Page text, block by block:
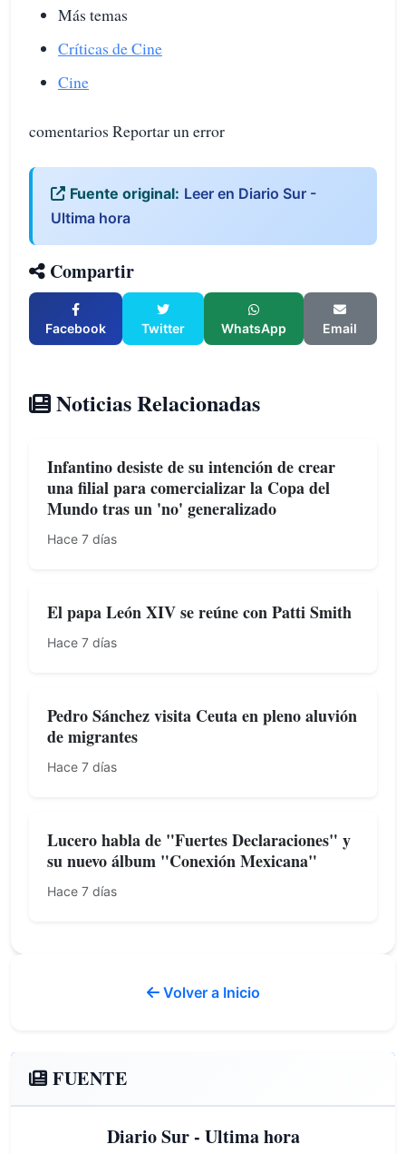
Más temas
Críticas de Cine
Cine
comentarios Reportar un error
Fuente original: Leer en Diario Sur -
Ultima hora
Compartir
Facebook Twitter WhatsApp Email
Noticias Relacionadas
Infantino desiste de su intención de crear
una filial para comercializar la Copa del
Mundo tras un 'no' generalizado
Hace 7 días
El papa León XIV se reúne con Patti Smith
Hace 7 días
Pedro Sánchez visita Ceuta en pleno aluvión
de migrantes
Hace 7 días
Lucero habla de "Fuertes Declaraciones" y
su nuevo álbum "Conexión Mexicana"
Hace 7 días
Volver a Inicio
FUENTE
Diario Sur - Ultima hora